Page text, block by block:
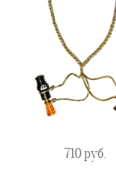
710руб.